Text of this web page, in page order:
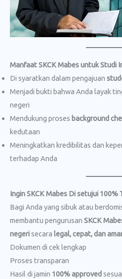
Manfaat SKCK Mabes untuk Studi
Di syaratkan dalam pengajuan
Menjadi bukti bahwa Anda layak
negeri
Mendukung proses background
kedutaan
Meningkatkan kredibilitas dan
terhadap Anda
Ingin SKCK Mabes Di setujui 100%
Bagi Anda yang sibuk atau
membantu pengurusan SKCK
negerisecara legal, cepat, dan
Dokumen di cek lengkap
Proses transparan
Hasil di jamin 100% approved